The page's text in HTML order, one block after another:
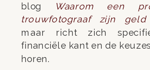
blog
Waarom een
trouwfotograaf zijn
maar richt zich
financiële kant en de
horen.